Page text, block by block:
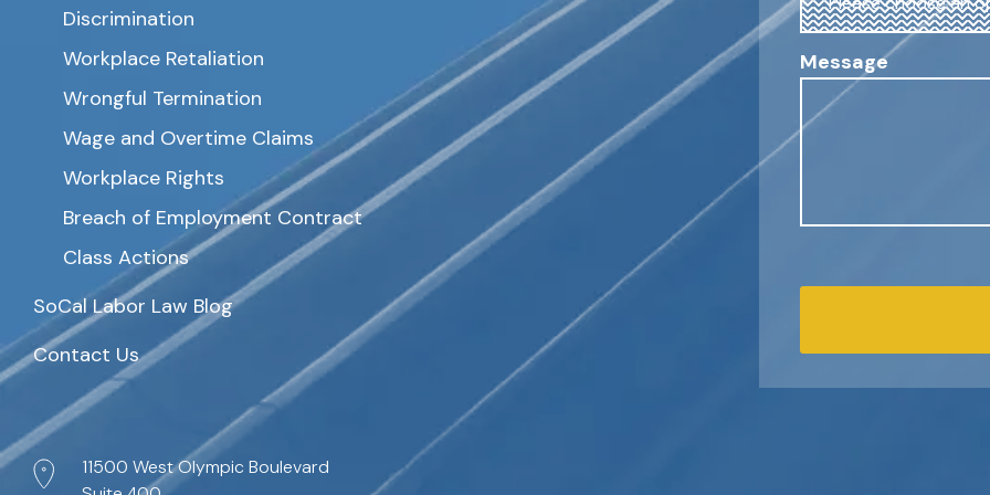
Discrimination
Workplace Retaliation
Wrongful Termination
Wage and Overtime Claims
Workplace Rights
Breach of Employment Contract
Class Actions
SoCal Labor Law Blog
Contact Us
Message
11500 West Olympic Boulevard